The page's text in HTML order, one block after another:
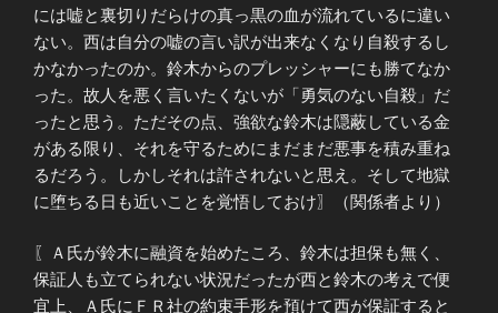
には嘘と裏切りだらけの真っ黒の血が流れているに違い
ない。西は自分の嘘の言い訳が出来なくなり自殺するし
かなかったのか。鈴木からのプレッシャーにも勝てなか
った。故人を悪く言いたくないが「勇気のない自殺」だ
ったと思う。ただその点、強欲な鈴木は隠蔽している金
がある限り、それを守るためにまだまだ悪事を積み重ね
るだろう。しかしそれは許されないと思え。そして地獄
に堕ちる日も近いことを覚悟しておけ〗（関係者より）
〖Ａ氏が鈴木に融資を始めたころ、鈴木は担保も無く、
保証人も立てられない状況だったが西と鈴木の考えで便
宜上、Ａ氏にＦＲ社の約束手形を預けて西が保証すると